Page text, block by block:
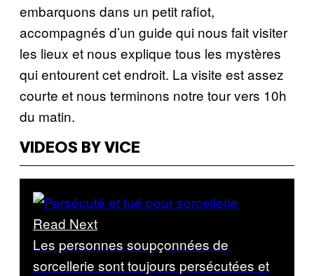
embarquons dans un petit rafiot,
accompagnés d’un guide qui nous fait visiter
les lieux et nous explique tous les mystères
qui entourent cet endroit. La visite est assez
courte et nous terminons notre tour vers 10h
du matin.
VIDEOS BY VICE
Read Next
Les personnes soupçonnées de
sorcellerie sont toujours persécutées et